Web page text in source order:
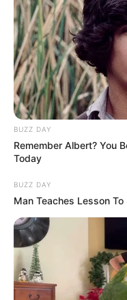
BUZZ DAY
Remember Albert? You
Today
BUZZ DAY
Man Teaches Lesson